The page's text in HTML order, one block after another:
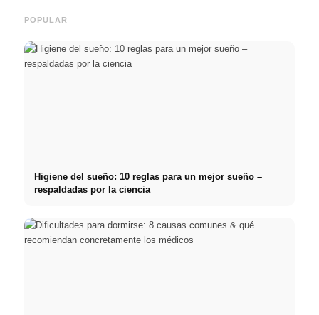
POPULAR
Higiene del sueño: 10 reglas para un mejor sueño –
respaldadas por la ciencia